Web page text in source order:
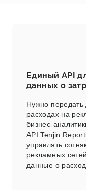
Единый API
данных о
Нужно
расходах на
бизнес-
API Tenjin
управлять
рекламных
данные о